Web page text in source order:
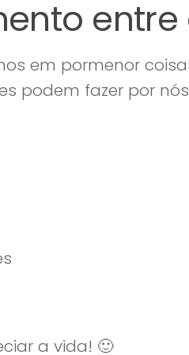
em pormenor
podem fazer por
a vida! 🙂